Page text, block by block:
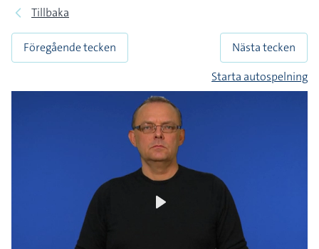
Tillbaka
Föregående tecken
Nästa tecken
Starta autospelning